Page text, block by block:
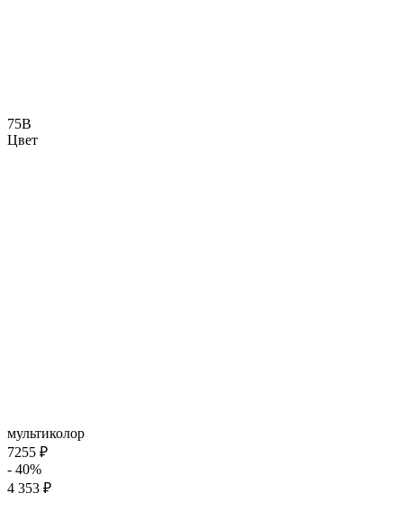
75B
Цвет
мультиколор
7255 ₽
- 40%
4 353 ₽